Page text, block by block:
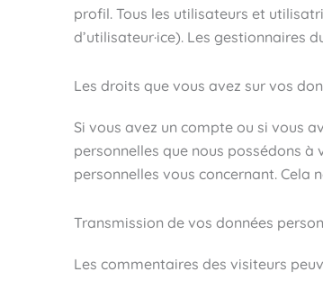
profil. Tous les utilisateurs et
d’utilisateur·ice). Les gestionnaires
Les droits que vous avez sur vos
Si vous avez un compte ou si vous
personnelles que nous possédons
personnelles vous concernant. Cela
Transmission de vos données
Les commentaires des visiteurs